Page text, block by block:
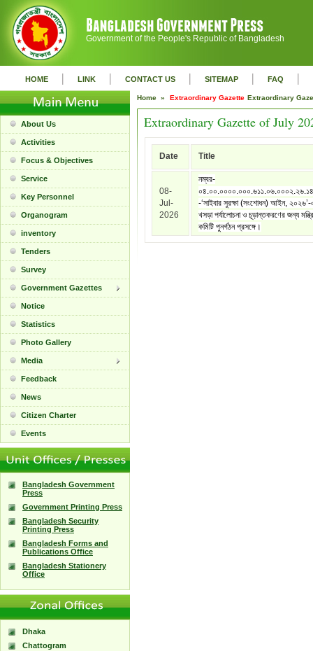
Government of the People's Republic of Bangladesh
HOME | LINK | CONTACT US | SITEMAP | FAQ |
About Us
Activities
Focus & Objectives
Service
Key Personnel
Organogram
inventory
Tenders
Survey
Government Gazettes
Notice
Statistics
Photo Gallery
Media
Feedback
News
Citizen Charter
Events
Bangladesh Government
Press
Government Printing Press
Bangladesh Security
Printing Press
Bangladesh Forms and
Publications Office
Bangladesh Stationery
Office
Dhaka
Chattogram
Home » Extraordinary Gazette Extraordinary
Extraordinary Gazette of July
Date Title
08-
Jul-
2026
নম্বর-
-‘সাইবার সুরক্ষা (সংশোধন) আইন,
খসড়া পর্যালোচনা ও চূড়ান্তকরণের জন্য
কমিটি পুনর্গঠন প্রসঙ্গে।